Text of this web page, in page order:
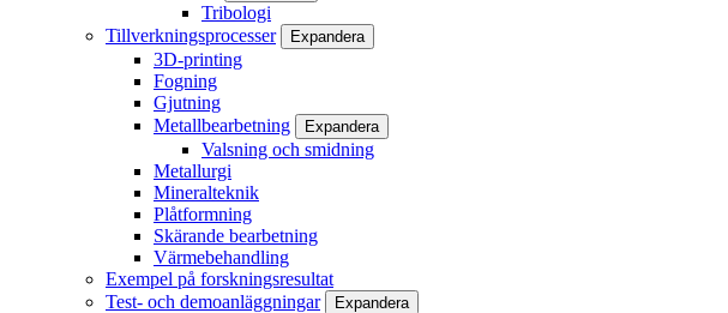
Tribologi
Tillverkningsprocesser
Expandera
3D-printing
Fogning
Gjutning
Metallbearbetning
Expandera
Valsning och smidning
Metallurgi
Mineralteknik
Plåtformning
Skärande bearbetning
Värmebehandling
Exempel på forskningsresultat
Test- och demoanläggningar
Expandera